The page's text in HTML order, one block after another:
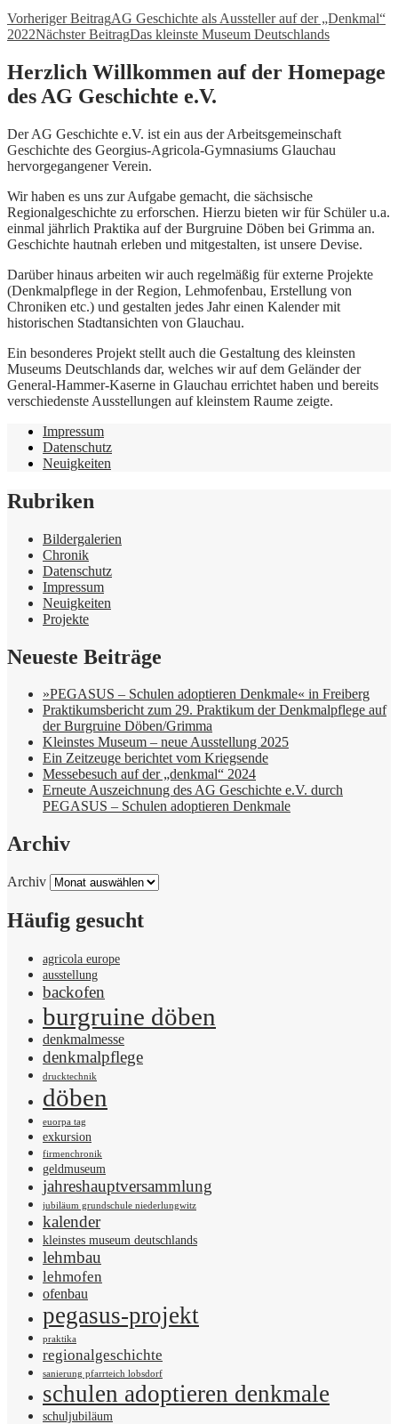
Vorheriger BeitragAG Geschichte als Aussteller auf der „Denkmal“
2022Nächster BeitragDas kleinste Museum Deutschlands
Herzlich Willkommen auf der Homepage
des AG Geschichte e.V.
Der AG Geschichte e.V. ist ein aus der Arbeitsgemeinschaft
Geschichte des Georgius-Agricola-Gymnasiums Glauchau
hervorgegangener Verein.
Wir haben es uns zur Aufgabe gemacht, die sächsische
Regionalgeschichte zu erforschen. Hierzu bieten wir für Schüler u.a.
einmal jährlich Praktika auf der Burgruine Döben bei Grimma an.
Geschichte hautnah erleben und mitgestalten, ist unsere Devise.
Darüber hinaus arbeiten wir auch regelmäßig für externe Projekte
(Denkmalpflege in der Region, Lehmofenbau, Erstellung von
Chroniken etc.) und gestalten jedes Jahr einen Kalender mit
historischen Stadtansichten von Glauchau.
Ein besonderes Projekt stellt auch die Gestaltung des kleinsten
Museums Deutschlands dar, welches wir auf dem Geländer der
General-Hammer-Kaserne in Glauchau errichtet haben und bereits
verschiedenste Ausstellungen auf kleinstem Raume zeigte.
Impressum
Datenschutz
Neuigkeiten
Rubriken
Bildergalerien
Chronik
Datenschutz
Impressum
Neuigkeiten
Projekte
Neueste Beiträge
»PEGASUS – Schulen adoptieren Denkmale« in Freiberg
Praktikumsbericht zum 29. Praktikum der Denkmalpflege auf
der Burgruine Döben/Grimma
Kleinstes Museum – neue Ausstellung 2025
Ein Zeitzeuge berichtet vom Kriegsende
Messebesuch auf der „denkmal“ 2024
Erneute Auszeichnung des AG Geschichte e.V. durch
PEGASUS – Schulen adoptieren Denkmale
Archiv
Archiv
Häufig gesucht
agricola europe
ausstellung
backofen
burgruine döben
denkmalmesse
denkmalpflege
drucktechnik
döben
euorpa tag
exkursion
firmenchronik
geldmuseum
jahreshauptversammlung
jubiläum grundschule niederlungwitz
kalender
kleinstes museum deutschlands
lehmbau
lehmofen
ofenbau
pegasus-projekt
praktika
regionalgeschichte
sanierung pfarrteich lobsdorf
schulen adoptieren denkmale
schuljubiläum